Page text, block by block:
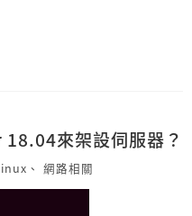
來架設伺服器？
、 網路相關